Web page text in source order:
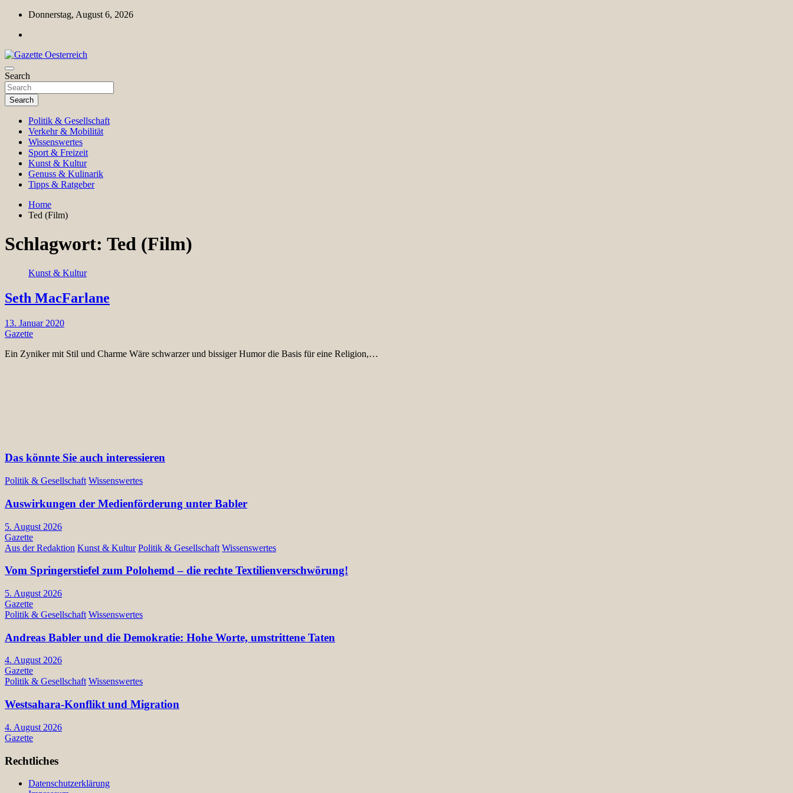
Skip
content
Donnerstag, August 6, 2026
Gazette Oesterreich
Magazin für Freizeit, Politik, Kultur & Wissenschaft
Search
Search
Politik & Gesellschaft
Verkehr & Mobilität
Wissenswertes
Sport & Freizeit
Kunst & Kultur
Genuss & Kulinarik
Tipps & Ratgeber
Home
Ted (Film)
Schlagwort: Ted (Film)
Kunst & Kultur
Seth MacFarlane
13. Januar 2020
Gazette
Ein Zyniker mit Stil und Charme Wäre schwarzer und bissiger Humor die Basis für eine Religion,…
Das könnte Sie auch interessieren
Politik & Gesellschaft Wissenswertes
Auswirkungen der Medienförderung unter Babler
5. August 2026
Gazette
Aus der Redaktion Kunst & Kultur Politik & Gesellschaft Wissenswertes
Vom Springerstiefel zum Polohemd – die rechte Textilienverschwörung!
5. August 2026
Gazette
Politik & Gesellschaft Wissenswertes
Andreas Babler und die Demokratie: Hohe Worte, umstrittene Taten
4. August 2026
Gazette
Politik & Gesellschaft Wissenswertes
Westsahara-Konflikt und Migration
4. August 2026
Gazette
Rechtliches
Datenschutzerklärung